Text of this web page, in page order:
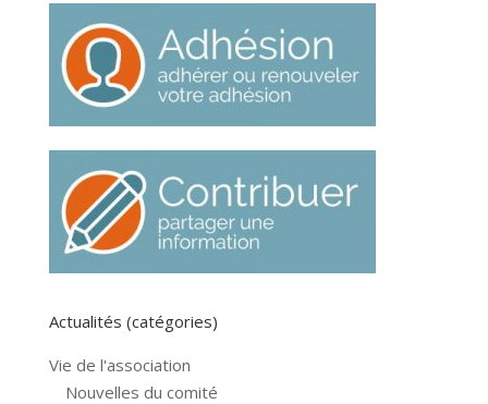
Actualités (catégories)
Vie de l'association
Nouvelles du comité